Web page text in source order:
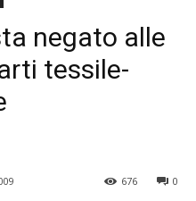
negato alle
tessile-
0
676